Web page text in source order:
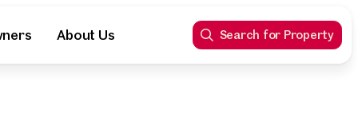
About Us Search for Property